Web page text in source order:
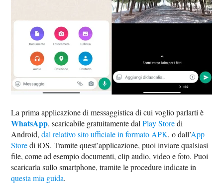
La prima applicazione di messaggistica di cui voglio parlarti è
WhatsApp, scaricabile gratuitamente dalPlay Storedi
Android,dal relativo sito ufficiale in formato APK, o dall’App
Storedi iOS. Tramite quest’applicazione, puoi inviare qualsiasi
file, come ad esempio documenti, clip audio, video e foto. Puoi
scaricarla sullo smartphone, tramite le procedure indicate in
questa mia guida.